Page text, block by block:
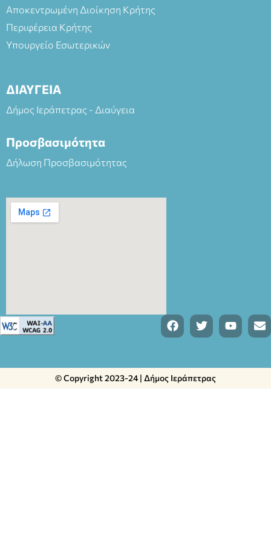
Αποκεντρωμένη Διοίκηση Κρήτης
Περιφέρεια Κρήτης
Υπουργείο Εσωτερικών
ΔΙΑΥΓΕΙΑ
Δήμος Ιεράπετρας - Διαύγεια
Προσβασιμότητα
Δήλωση Προσβασιμότητας
© Copyright 2023-24 | Δήμος Ιεράπετρας